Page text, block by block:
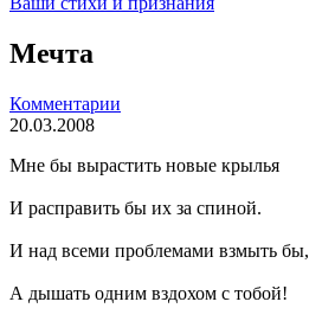
Мечта
Комментарии
20.03.2008
Мне бы вырастить новые крылья
И расправить бы их за спиной.
И над всеми проблемами взмыть бы,
А дышать одним вздохом с тобой!